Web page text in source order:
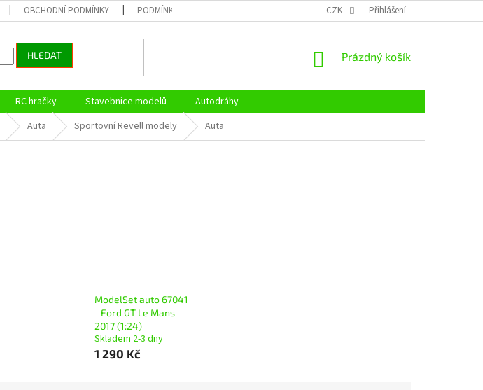
OBCHODNÍ PODMÍNKY PODMÍNKY OCHRANY OSOBNÍCH ÚDAJŮ CENÍK DOPRAVY
CZK Přihlášení
HLEDAT
NÁKUPNÍ
Prázdný košík
RC hračky Stavebnice modelů
Autodráhy
Auta Sportovní Revell modely Auta
ModelSet auto 67041
- Ford GT Le Mans
2017 (1:24)
Skladem 2-3 dny
1 290 Kč